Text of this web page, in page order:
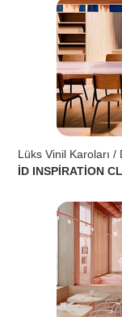
Lüks Vinil Karoları
İD INSPİRATİON